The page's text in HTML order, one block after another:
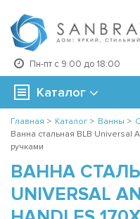
Пн-пт с 9:00 до 18:00
Каталог
Главная > Каталог > Ванны >
Ванна стальная BLB Universal
ручками
ВАННА
UNIVERSAL